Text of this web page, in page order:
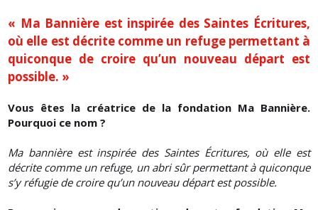
« Ma Bannière est inspirée des Saintes Écritures,
où elle est décrite comme un refuge permettant à
quiconque de croire qu’un nouveau départ est
possible. »
Vous êtes la créatrice de la fondation Ma Bannière.
Pourquoi ce nom ?
Ma bannière est inspirée des Saintes Écritures, où elle est
décrite comme un refuge, un abri sûr permettant à quiconque
s’y réfugie de croire qu’un nouveau départ est possible.